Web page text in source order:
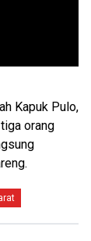
Kapuk Pulo,
orang